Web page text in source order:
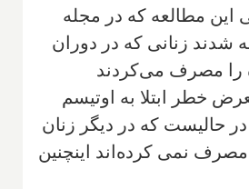
این مطالعه که در مجله
شدند زنانی که در دوران
را مصرف می‌کردند
خطر ابتلا به اوتیسم
در حالیست که در دیگر زنان
مصرف نمی کرده‌اند اینچنین